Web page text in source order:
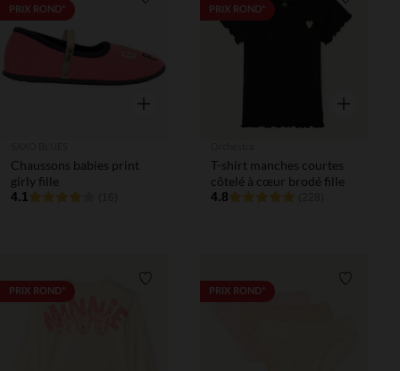
PRIX ROND* Liste de souhaits
Aperçu rapide
Chaussons babies print
girly fille
4.1
PRIX ROND* Liste de
Aperçu
T-shirt manches courtes
côtelé à cœur brodé fille
4.8
PRIX ROND* Liste de souhaits
PRIX ROND*